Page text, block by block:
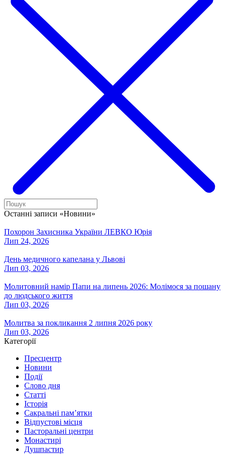
Останні записи «Новини»
Похорон Захисника України ЛЕВКО Юрія
Лип 24, 2026
День медичного капелана у Львові
Лип 03, 2026
Молитовний намір Папи на липень 2026: Молімося за пошану
до людського життя
Лип 03, 2026
Молитва за покликання 2 липня 2026 року
Лип 03, 2026
Категорії
Пресцентр
Новини
Події
Слово дня
Статті
Історія
Сакральні пам’ятки
Відпустові місця
Пасторальні центри
Монастирі
Душпастир